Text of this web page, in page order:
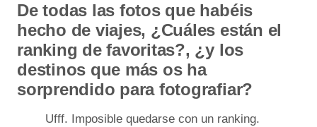
De todas las fotos que habéis
hecho de viajes, ¿Cuáles están el
ranking de favoritas?, ¿y los
destinos que más os ha
sorprendido para fotografiar?
Ufff. Imposible quedarse con un ranking.